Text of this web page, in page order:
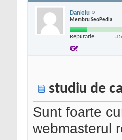
Danielu
Membru SeoPedia
Reputatie: 35
studiu de
Sunt foarte
webmasterul